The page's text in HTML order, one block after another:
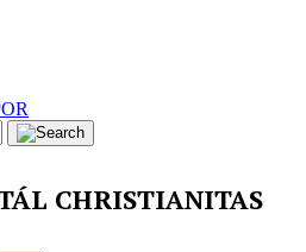
CHRISTIANITAS